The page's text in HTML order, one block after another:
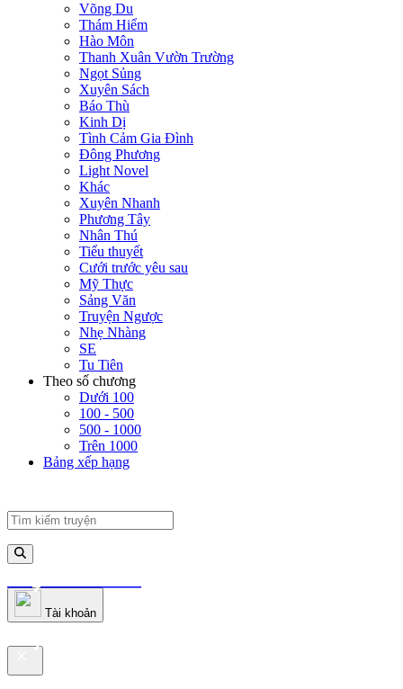
Võng Du
Thám Hiểm
Hào Môn
Thanh Xuân Vườn Trường
Ngọt Sủng
Xuyên Sách
Báo Thù
Kinh Dị
Tình Cảm Gia Đình
Đông Phương
Light Novel
Khác
Xuyên Nhanh
Phương Tây
Nhân Thú
Tiểu thuyết
Cưới trước yêu sau
Mỹ Thực
Sảng Văn
Truyện Ngược
Nhẹ Nhàng
SE
Tu Tiên
Theo số chương
Dưới 100
100 - 500
500 - 1000
Trên 1000
Bảng xếp hạng
truyenfullz.com
Tài khoản
truyenfullz.com